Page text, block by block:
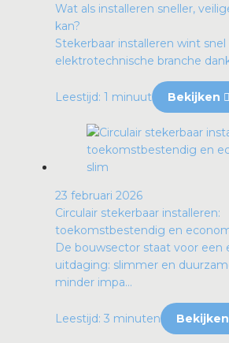
Wat als installeren sneller,
kan?
Stekerbaar installeren wint
elektrotechnische branche
Leestijd: 1 minuut Bekijken
23 februari 2026
Circulair stekerbaar installeren:
toekomstbestendig en
De bouwsector staat voor een
uitdaging: slimmer en
minder impa...
Leestijd: 3 minuten Bekijken